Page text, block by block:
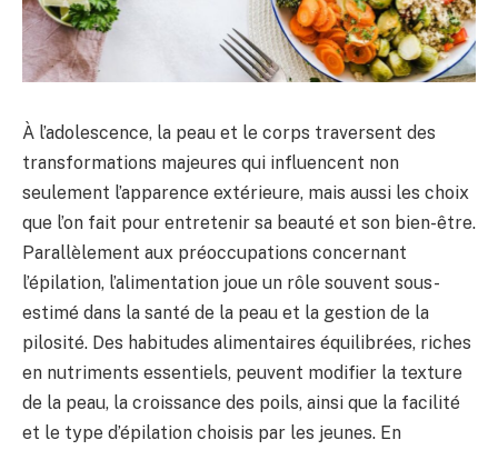
À l’adolescence, la peau et le corps traversent des
transformations majeures qui influencent non
seulement l’apparence extérieure, mais aussi les choix
que l’on fait pour entretenir sa beauté et son bien-être.
Parallèlement aux préoccupations concernant
l’épilation, l’alimentation joue un rôle souvent sous-
estimé dans la santé de la peau et la gestion de la
pilosité. Des habitudes alimentaires équilibrées, riches
en nutriments essentiels, peuvent modifier la texture
de la peau, la croissance des poils, ainsi que la facilité
et le type d’épilation choisis par les jeunes. En